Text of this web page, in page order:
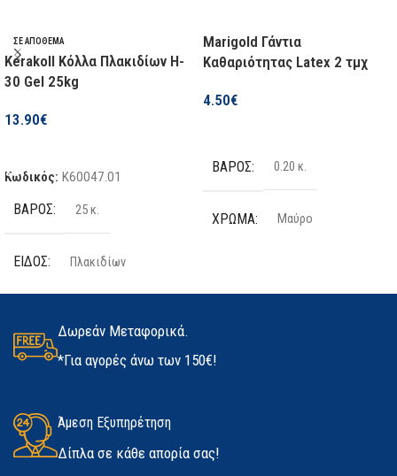
ΚΩΔ. ΕΡΓΟΣΤΑΣΊΟΥ
22079320
ΣΕ ΑΠΌΘΕΜΑ
Kerakoll Κόλλα Πλακιδίων H-
30 Gel 25kg
13.90€
Κωδικός: K60047.01
ΒΆΡΟΣ 25 κ.
ΕΊΔΟΣ Πλακιδίων
ΚΑΤΑΣΚΕΥΑΣΤΉΣ Kerakoll
ΔΙΑΘΕΣΙΜΌΤΗΤΑ
Marigold Γάντια
Καθαριότητας Latex 2 τμχ
4.50€
ΒΆΡΟΣ 0.20 κ.
ΧΡΏΜΑ Μαύρο
Δωρεάν Μεταφορικά.
*Για αγορές άνω των 150€!
Άμεση Εξυπηρέτηση
Δίπλα σε κάθε απορία σας!